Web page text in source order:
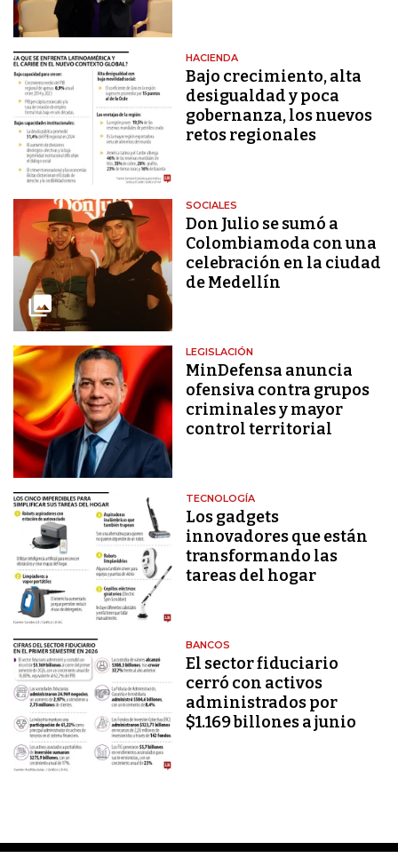
HACIENDA
Bajo crecimiento, alta
desigualdad y poca
gobernanza, los nuevos
retos regionales
SOCIALES
Don Julio se sumó a
Colombiamoda con una
celebración en la ciudad
de Medellín
LEGISLACIÓN
MinDefensa anuncia
ofensiva contra grupos
criminales y mayor
control territorial
TECNOLOGÍA
Los gadgets
innovadores que están
transformando las
tareas del hogar
BANCOS
El sector fiduciario
cerró con activos
administrados por
$1.169 billones a junio